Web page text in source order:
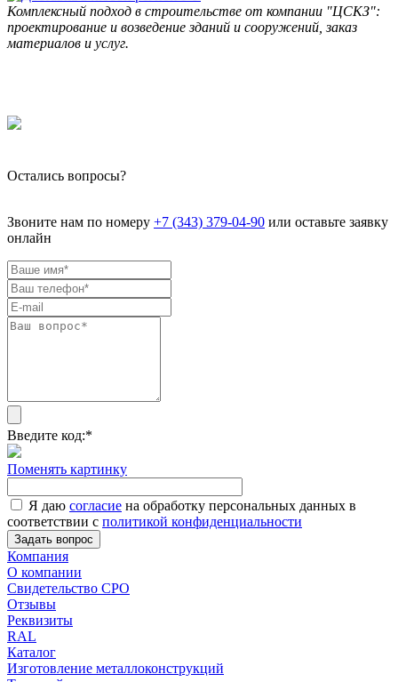
Комплексный подход в строительстве от компании "ЦСКЗ":
проектирование и возведение зданий и сооружений, заказ
материалов и услуг.
Остались вопросы?
Звоните нам по номеру +7 (343) 379-04-90 или оставьте заявку
онлайн
Введите код:*
Поменять картинку
Я даю согласие на обработку персональных данных в
соответствии с политикой конфиденциальности
Задать вопрос
Компания
О компании
Свидетельство СРО
Отзывы
Реквизиты
RAL
Каталог
Изготовление металлоконструкций